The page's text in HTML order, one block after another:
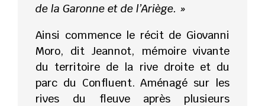
de la Garonne et de l’Ariège. »
Ainsi commence le récit de Giovanni
Moro, dit Jeannot, mémoire vivante
du territoire de la rive droite et du
parc du Confluent. Aménagé sur les
rives du fleuve après plusieurs